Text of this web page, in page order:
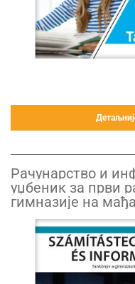
Рачунарство и
уџбеник за први
гимназије на